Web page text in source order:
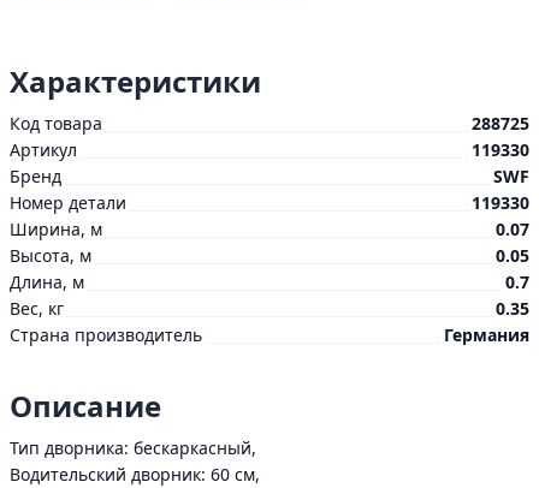
Характеристики
Код товара
288725
Артикул
119330
Бренд
SWF
Номер детали
119330
Ширина, м
0.07
Высота, м
0.05
Длина, м
0.7
Вес, кг
0.35
Страна производитель
Германия
Описание
Тип дворника: бескаркасный,
Водительский дворник: 60 см,